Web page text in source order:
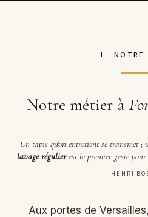
— I · NOTRE
Notre métier à
Un tapis qu'on entretient se transmet ;
lavage régulierest le premier geste
HENRI
Aux portes de